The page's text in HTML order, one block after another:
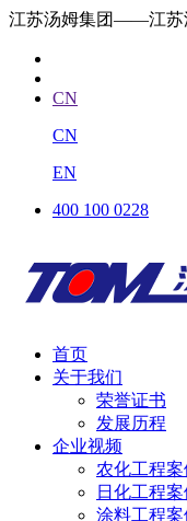
江苏汤姆集团——江苏
CN
CN
EN
400 100 0228
首页
关于我们
荣誉证书
发展历程
企业视频
农化工程案
日化工程案
涂料工程案